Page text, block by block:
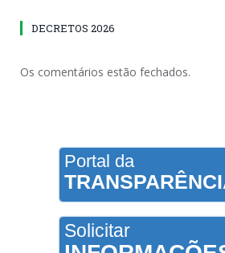
DECRETOS 2026
Os comentários estão fechados.
Portal da
Solicitar